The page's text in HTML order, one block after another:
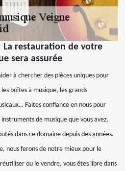
restauration de votre
sera assurée
à chercher des pièces uniques pour
boîtes à musique, les grands
Faites confiance en nous pour
de musique que vous avez.
dans ce domaine depuis des années.
nous ferons de notre mieux pour le
ou le vendre, vous êtes libre dans